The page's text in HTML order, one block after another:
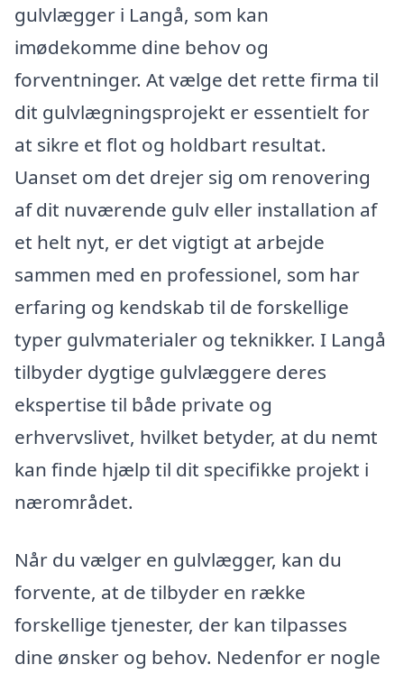
gulvlægger i Langå, som kan
imødekomme dine behov og
forventninger. At vælge det rette firma til
dit gulvlægningsprojekt er essentielt for
at sikre et flot og holdbart resultat.
Uanset om det drejer sig om renovering
af dit nuværende gulv eller installation af
et helt nyt, er det vigtigt at arbejde
sammen med en professionel, som har
erfaring og kendskab til de forskellige
typer gulvmaterialer og teknikker. I Langå
tilbyder dygtige gulvlæggere deres
ekspertise til både private og
erhvervslivet, hvilket betyder, at du nemt
kan finde hjælp til dit specifikke projekt i
nærområdet.
Når du vælger en gulvlægger, kan du
forvente, at de tilbyder en række
forskellige tjenester, der kan tilpasses
dine ønsker og behov. Nedenfor er nogle